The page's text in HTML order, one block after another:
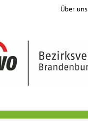
Über uns